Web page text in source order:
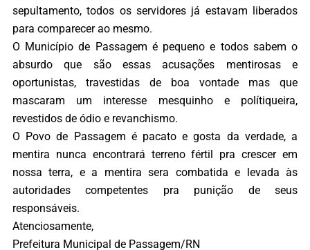
sepultamento, todos os servidores já estavam liberados
para comparecer ao mesmo.
O Município de Passagem é pequeno e todos sabem o
absurdo que são essas acusações mentirosas e
oportunistas, travestidas de boa vontade mas que
mascaram um interesse mesquinho e polítiqueira,
revestidos de ódio e revanchismo.
O Povo de Passagem é pacato e gosta da verdade, a
mentira nunca encontrará terreno fértil pra crescer em
nossa terra, e a mentira sera combatida e levada às
autoridades competentes pra punição de seus
responsáveis.
Atenciosamente,
Prefeitura Municipal de Passagem/RN